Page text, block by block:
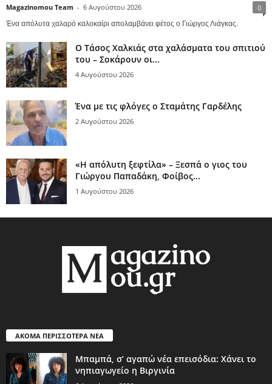
Magazinomou Team - 6 Αυγούστου 2026 0
Ένα απόλυτα χαλαρό καλοκαίρι απολαμβάνει φέτος ο Γιώργος Λιάγκας.
Ο Τάσος Χαλκιάς στα χαλάσματα του σπιτιού
του – Σοκάρουν οι...
4 Αυγούστου 2026
Ένα με τις φλόγες ο Σταμάτης Γαρδέλης
2 Αυγούστου 2026
«Η απόλυτη ξεφτίλα» – Ξεσπά ο γιος του
Γιώργου Παπαδάκη, Φοίβος...
1 Αυγούστου 2026
ΑΚΟΜΑ ΠΕΡΙΣΣΟΤΕΡΑ ΝΕΑ
Μπαμπά, σ’ αγαπώ νέα επεισόδια: Χάνει το
νηπιαγωγείο η Βιργινία